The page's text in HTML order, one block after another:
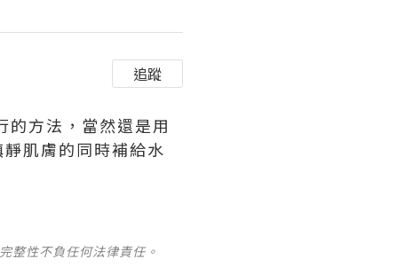
追蹤
的方法，當然還是用
肌膚的同時補給水
整性不負任何法律責任。